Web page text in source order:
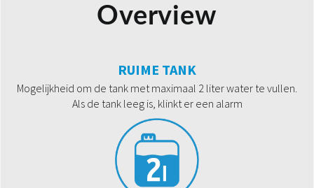
Overview
RUIME TANK
Mogelijkheid om de tank met maximaal 2 liter water te vullen.
Als de tank leeg is, klinkt er een alarm